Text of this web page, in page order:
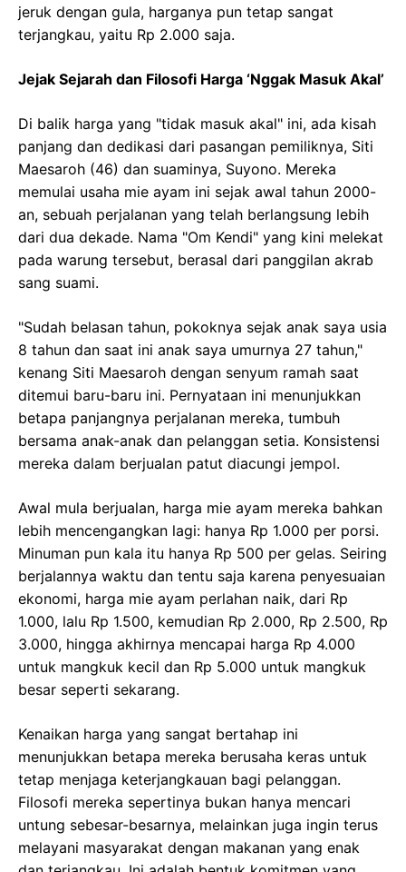
jeruk dengan gula, harganya pun tetap sangat
terjangkau, yaitu Rp 2.000 saja.
Jejak Sejarah dan Filosofi Harga ‘Nggak Masuk Akal’
Di balik harga yang "tidak masuk akal" ini, ada kisah
panjang dan dedikasi dari pasangan pemiliknya, Siti
Maesaroh (46) dan suaminya, Suyono. Mereka
memulai usaha mie ayam ini sejak awal tahun 2000-
an, sebuah perjalanan yang telah berlangsung lebih
dari dua dekade. Nama "Om Kendi" yang kini melekat
pada warung tersebut, berasal dari panggilan akrab
sang suami.
"Sudah belasan tahun, pokoknya sejak anak saya usia
8 tahun dan saat ini anak saya umurnya 27 tahun,"
kenang Siti Maesaroh dengan senyum ramah saat
ditemui baru-baru ini. Pernyataan ini menunjukkan
betapa panjangnya perjalanan mereka, tumbuh
bersama anak-anak dan pelanggan setia. Konsistensi
mereka dalam berjualan patut diacungi jempol.
Awal mula berjualan, harga mie ayam mereka bahkan
lebih mencengangkan lagi: hanya Rp 1.000 per porsi.
Minuman pun kala itu hanya Rp 500 per gelas. Seiring
berjalannya waktu dan tentu saja karena penyesuaian
ekonomi, harga mie ayam perlahan naik, dari Rp
1.000, lalu Rp 1.500, kemudian Rp 2.000, Rp 2.500, Rp
3.000, hingga akhirnya mencapai harga Rp 4.000
untuk mangkuk kecil dan Rp 5.000 untuk mangkuk
besar seperti sekarang.
Kenaikan harga yang sangat bertahap ini
menunjukkan betapa mereka berusaha keras untuk
tetap menjaga keterjangkauan bagi pelanggan.
Filosofi mereka sepertinya bukan hanya mencari
untung sebesar-besarnya, melainkan juga ingin terus
melayani masyarakat dengan makanan yang enak